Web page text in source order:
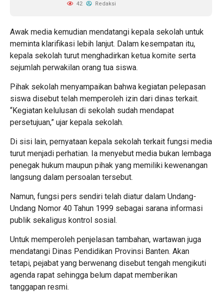
42 Redaksi
Awak media kemudian mendatangi kepala sekolah untuk
meminta klarifikasi lebih lanjut. Dalam kesempatan itu,
kepala sekolah turut menghadirkan ketua komite serta
sejumlah perwakilan orang tua siswa.
Pihak sekolah menyampaikan bahwa kegiatan pelepasan
siswa disebut telah memperoleh izin dari dinas terkait.
“Kegiatan kelulusan di sekolah sudah mendapat
persetujuan,” ujar kepala sekolah.
Di sisi lain, pernyataan kepala sekolah terkait fungsi media
turut menjadi perhatian. Ia menyebut media bukan lembaga
penegak hukum maupun pihak yang memiliki kewenangan
langsung dalam persoalan tersebut.
Namun, fungsi pers sendiri telah diatur dalam Undang-
Undang Nomor 40 Tahun 1999 sebagai sarana informasi
publik sekaligus kontrol sosial.
Untuk memperoleh penjelasan tambahan, wartawan juga
mendatangi Dinas Pendidikan Provinsi Banten. Akan
tetapi, pejabat yang berwenang disebut tengah mengikuti
agenda rapat sehingga belum dapat memberikan
tanggapan resmi.